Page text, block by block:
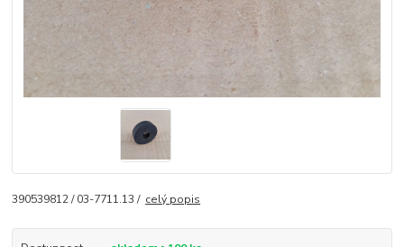
390539812 / 03-7711.13 / celý popis